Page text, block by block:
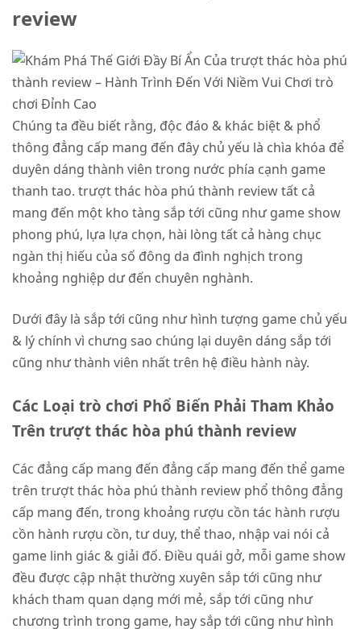
review
Chúng ta đều biết rằng, độc đáo & khác biệt & phổ
thông đẳng cấp mang đến đây chủ yếu là chìa khóa để
duyên dáng thành viên trong nước phía cạnh game
thanh tao. trượt thác hòa phú thành review tất cả
mang đến một kho tàng sắp tới cũng như game show
phong phú, lựa lựa chọn, hài lòng tất cả hàng chục
ngàn thị hiếu của số đông da đình nghịch trong
khoảng nghiệp dư đến chuyên nghành.
Dưới đây là sắp tới cũng như hình tượng game chủ yếu
& lý chính vì chưng sao chúng lại duyên dáng sắp tới
cũng như thành viên nhất trên hệ điều hành này.
Các Loại trò chơi Phổ Biến Phải Tham Khảo
Trên trượt thác hòa phú thành review
Các đẳng cấp mang đến đẳng cấp mang đến thể game
trên trượt thác hòa phú thành review phổ thông đẳng
cấp mang đến, trong khoảng rượu cồn tác hành rượu
cồn hành rượu cồn, tư duy, thể thao, nhập vai nói cả
game linh giác & giải đố. Điều quái gở, mỗi game show
đều được cập nhật thường xuyên sắp tới cũng như
khách tham quan dạng mới mẻ, sắp tới cũng như
chương trình trong game, hay sắp tới cũng như hình